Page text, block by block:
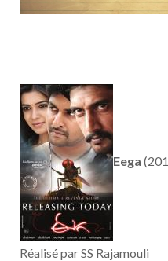
Eega
Réalisé par SS Rajamouli